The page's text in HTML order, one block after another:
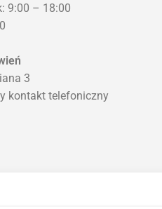
9:00 – 18:00
3
kontakt telefoniczny